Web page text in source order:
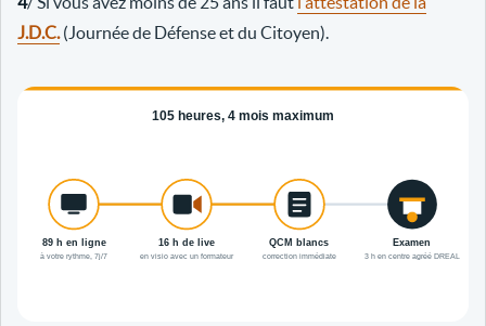
J.D.C.(Journée de Défense et du Citoyen).